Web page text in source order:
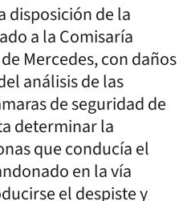
disposición de la
a la Comisaría
Mercedes, con daños
análisis de las
de seguridad de
determinar la
que conducía el
en la vía
el despiste y